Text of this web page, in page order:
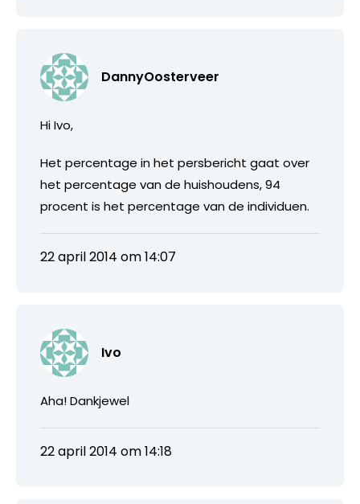
DannyOosterveer
Hi Ivo,
Het percentage in het persbericht gaat over
het percentage van de huishoudens, 94
procent is het percentage van de individuen.
22 april 2014 om 14:07
Ivo
Aha! Dankjewel
22 april 2014 om 14:18